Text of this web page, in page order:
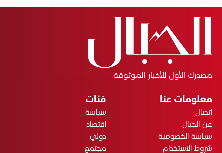
مصدرك الأول للأخبار الموثوقة
معلومات عنا
اتصال
عن الجبال
سياسة الخصوصية
شروط الاستخدام
فئات
سياسة
اقتصاد
دولي
مجتمع